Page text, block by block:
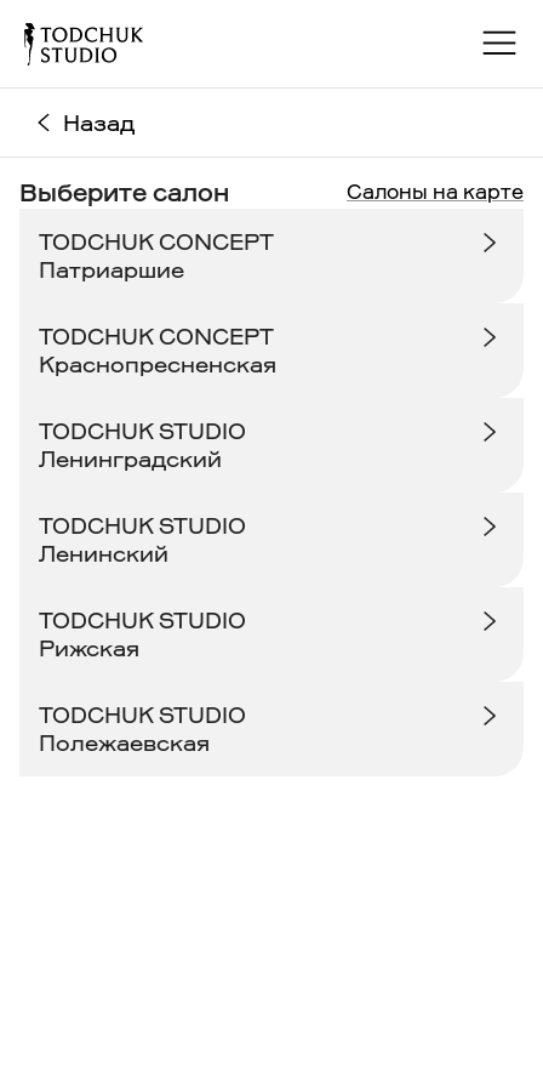
Назад
Выберите салон Салоны на карте
TODCHUK CONCEPT
Патриаршие
TODCHUK CONCEPT
Краснопресненская
TODCHUK STUDIO
Ленинградский
TODCHUK STUDIO
Ленинский
TODCHUK STUDIO
Рижская
TODCHUK STUDIO
Полежаевская